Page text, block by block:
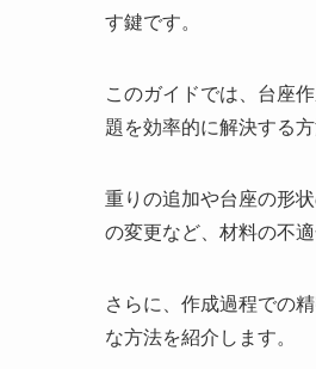
す鍵です。
このガイドでは、台座
題を効率的に解決する
重りの追加や台座の形
の変更など、材料の不
さらに、作成過程での
な方法を紹介します。